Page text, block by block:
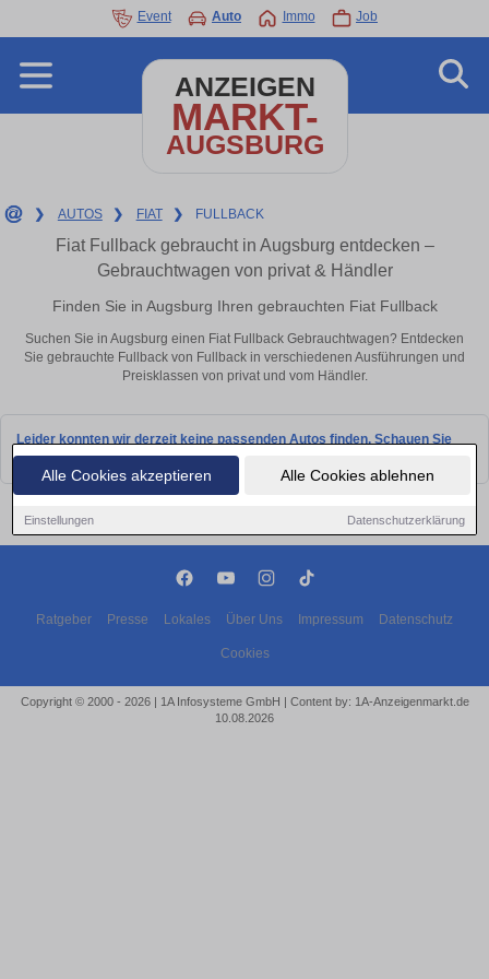
Alle Cookies akzeptieren Alle Cookies ablehnen
Einstellungen Datenschutzerklärung
Event Auto Immo Job
ANZEIGEN
MARKT-
AUGSBURG
❯ AUTOS ❯ FIAT ❯ FULLBACK
Fiat Fullback gebraucht in Augsburg entdecken –
Gebrauchtwagen von privat & Händler
Finden Sie in Augsburg Ihren gebrauchten Fiat Fullback
Suchen Sie in Augsburg einen Fiat Fullback Gebrauchtwagen? Entdecken
Sie gebrauchte Fullback von Fullback in verschiedenen Ausführungen und
Preisklassen von privat und vom Händler.
Leider konnten wir derzeit keine passenden Autos finden. Schauen Sie
bald wieder vorbei!
Ratgeber Presse Lokales Über Uns Impressum Datenschutz
Cookies
Copyright © 2000 - 2026 | 1A Infosysteme GmbH | Content by: 1A-Anzeigenmarkt.de
10.08.2026